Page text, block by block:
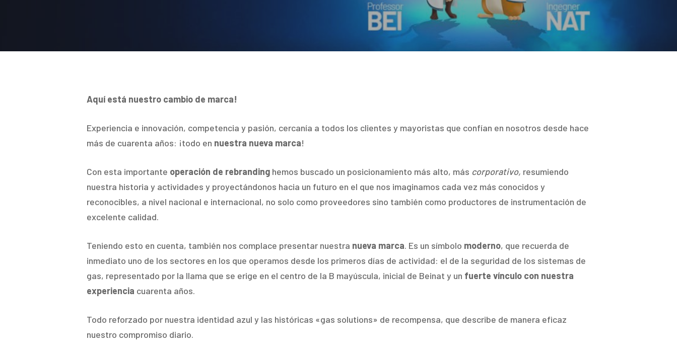
Aquí está nuestro cambio de marca!
Experiencia e innovación, competencia y pasión, cercanía a todos los clientes y mayoristas que confían en nosotros desde hace
más de cuarenta años: ¡todo en nuestra nueva marca!
Con esta importante operación de rebranding hemos buscado un posicionamiento más alto, más corporativo, resumiendo
nuestra historia y actividades y proyectándonos hacia un futuro en el que nos imaginamos cada vez más conocidos y
reconocibles, a nivel nacional e internacional, no solo como proveedores sino también como productores de instrumentación de
excelente calidad.
Teniendo esto en cuenta, también nos complace presentar nuestra nueva marca. Es un símbolo moderno, que recuerda de
inmediato uno de los sectores en los que operamos desde los primeros días de actividad: el de la seguridad de los sistemas de
gas, representado por la llama que se erige en el centro de la B mayúscula, inicial de Beinat y un fuerte vínculo con nuestra
experiencia cuarenta años.
Todo reforzado por nuestra identidad azul y las históricas «gas solutions» de recompensa, que describe de manera eficaz
nuestro compromiso diario.